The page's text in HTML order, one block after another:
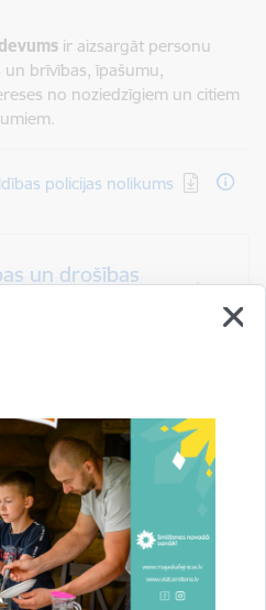
ir aizsargāt personu
un brīvības, īpašumu,
no noziedzīgiem un citiem
policijas nolikums
un drošības
sodu